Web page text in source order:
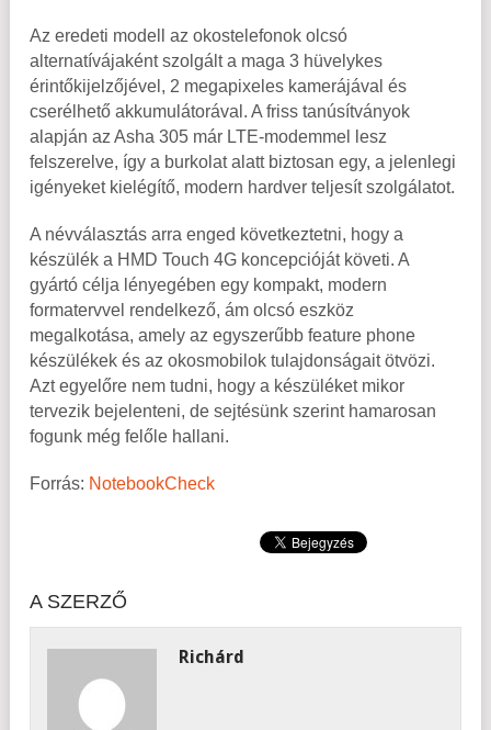
Az eredeti modell az okostelefonok olcsó
alternatívájaként szolgált a maga 3 hüvelykes
érintőkijelzőjével, 2 megapixeles kamerájával és
cserélhető akkumulátorával. A friss tanúsítványok
alapján az Asha 305 már LTE-modemmel lesz
felszerelve, így a burkolat alatt biztosan egy, a jelenlegi
igényeket kielégítő, modern hardver teljesít szolgálatot.
A névválasztás arra enged következtetni, hogy a
készülék a HMD Touch 4G koncepcióját követi. A
gyártó célja lényegében egy kompakt, modern
formatervvel rendelkező, ám olcsó eszköz
megalkotása, amely az egyszerűbb feature phone
készülékek és az okosmobilok tulajdonságait ötvözi.
Azt egyelőre nem tudni, hogy a készüléket mikor
tervezik bejelenteni, de sejtésünk szerint hamarosan
fogunk még felőle hallani.
Forrás: NotebookCheck
A SZERZŐ
Richárd